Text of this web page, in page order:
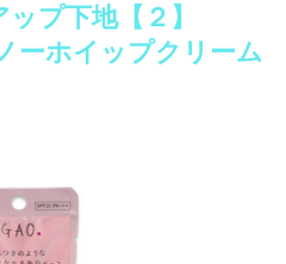
プ下地【２】
ーホイップクリーム